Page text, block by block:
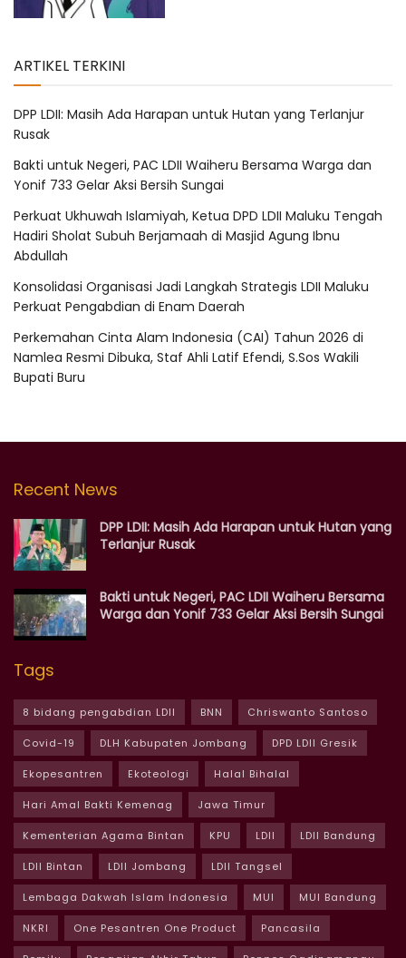
ARTIKEL TERKINI
DPP LDII: Masih Ada Harapan untuk Hutan yang Terlanjur
Rusak
Bakti untuk Negeri, PAC LDII Waiheru Bersama Warga dan
Yonif 733 Gelar Aksi Bersih Sungai
Perkuat Ukhuwah Islamiyah, Ketua DPD LDII Maluku Tengah
Hadiri Sholat Subuh Berjamaah di Masjid Agung Ibnu
Abdullah
Konsolidasi Organisasi Jadi Langkah Strategis LDII Maluku
Perkuat Pengabdian di Enam Daerah
Perkemahan Cinta Alam Indonesia (CAI) Tahun 2026 di
Namlea Resmi Dibuka, Staf Ahli Latif Efendi, S.Sos Wakili
Bupati Buru
Recent News
DPP LDII: Masih Ada Harapan untuk Hutan yang
Terlanjur Rusak
Bakti untuk Negeri, PAC LDII Waiheru Bersama
Warga dan Yonif 733 Gelar Aksi Bersih Sungai
Tags
8 bidang pengabdian LDII BNN Chriswanto Santoso
Covid-19 DLH Kabupaten Jombang DPD LDII Gresik
Ekopesantren Ekoteologi Halal Bihalal
Hari Amal Bakti Kemenag Jawa Timur
Kementerian Agama Bintan KPU LDII LDII Bandung
LDII Bintan LDII Jombang LDII Tangsel
Lembaga Dakwah Islam Indonesia MUI MUI Bandung
NKRI One Pesantren One Product Pancasila